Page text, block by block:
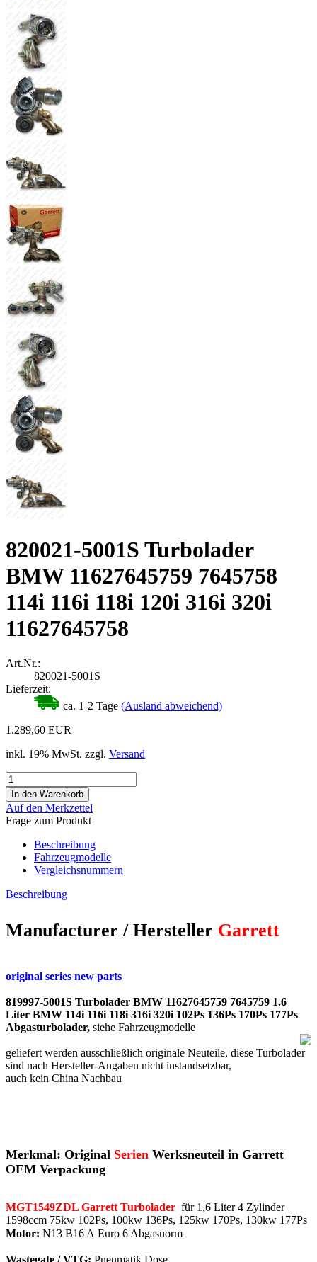
820021-5001S Turbolader
BMW 11627645759 7645758
114i 116i 118i 120i 316i 320i
11627645758
Art.Nr.:
820021-5001S
Lieferzeit:
ca. 1-2 Tage (Ausland abweichend)
1.289,60 EUR
inkl. 19% MwSt. zzgl. Versand
Auf den Merkzettel
Frage zum Produkt
Beschreibung
Fahrzeugmodelle
Vergleichsnummern
Beschreibung
Manufacturer / Hersteller Garrett
original series new parts
819997-5001S Turbolader BMW 11627645759 7645759 1.6
Liter BMW 114i 116i 118i 316i 320i 102Ps 136Ps 170Ps 177Ps
Abgasturbolader, siehe Fahrzeugmodelle
geliefert werden ausschließlich originale Neuteile, diese Turbolader
sind nach Hersteller-Angaben nicht instandsetzbar,
auch kein China Nachbau
Merkmal: Original Serien Werksneuteil in Garrett
OEM Verpackung
MGT1549ZDL Garrett Turbolader für 1,6 Liter 4 Zylinder
1598ccm 75kw 102Ps, 100kw 136Ps, 125kw 170Ps, 130kw 177Ps
Motor: N13 B16 A Euro 6 Abgasnorm
Wastegate / VTG: Pneumatik Dose